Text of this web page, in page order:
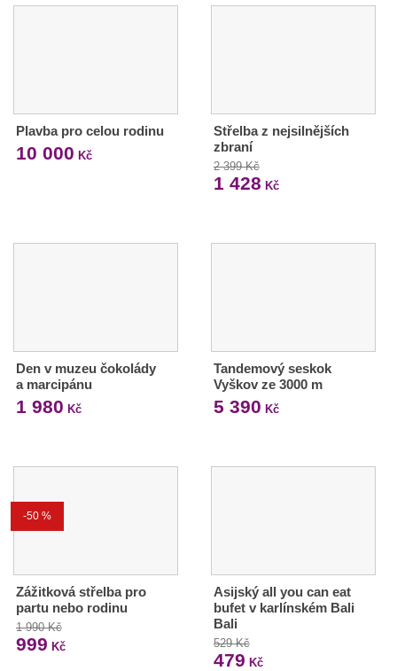
Plavba pro celou rodinu
10 000 Kč
Střelba z nejsilnějších
zbraní
2 399 Kč
1 428 Kč
Den v muzeu čokolády
a marcipánu
1 980 Kč
Tandemový seskok
Vyškov ze 3000 m
5 390 Kč
-50 %
Zážitková střelba pro
partu nebo rodinu
1 990 Kč
999 Kč
Asijský all you can eat
bufet v karlínském Bali
Bali
529 Kč
479 Kč